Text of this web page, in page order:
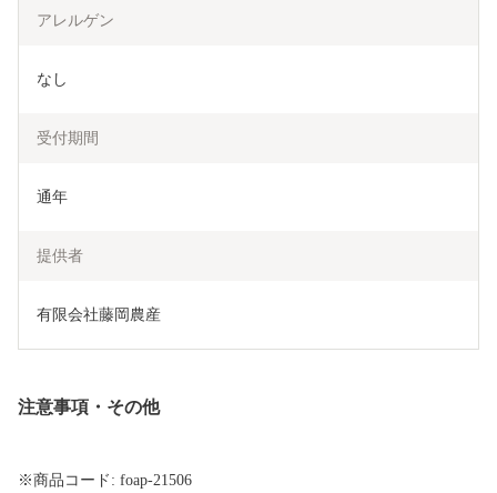
アレルゲン
なし
受付期間
通年
提供者
有限会社藤岡農産
注意事項・その他
※商品コード: foap-21506